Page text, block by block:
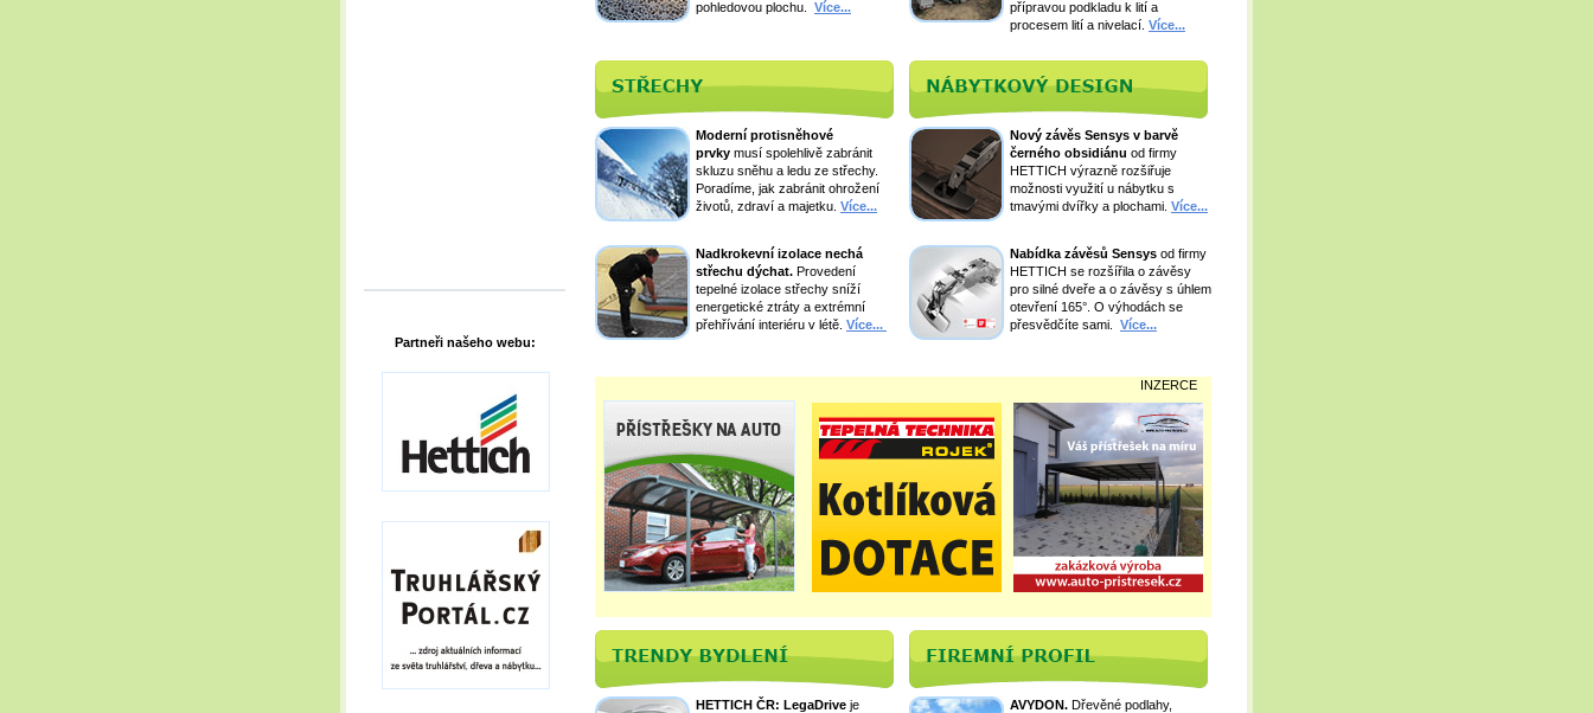
pohledovou plochu. Více...
přípravou podkladu k lití a
procesem lití a nivelací. Více...
Moderní protisněhové
prvky musí spolehlivě zabránit
skluzu sněhu a ledu ze střechy.
Poradíme, jak zabránit ohrožení
životů, zdraví a majetku. Více...
Nový závěs Sensys v barvě
černého obsidiánu od firmy
HETTICH výrazně rozšiřuje
možnosti využití u nábytku s
tmavými dvířky a plochami. Více...
Nadkrokevní izolace nechá
střechu dýchat. Provedení
tepelné izolace střechy sníží
energetické ztráty a extrémní
přehřívání interiéru v létě. Více...
Nabídka závěsů Sensys od firmy
HETTICH se rozšířila o závěsy
pro silné dveře a o závěsy s úhlem
otevření 165°. O výhodách se
přesvědčíte sami. Více...
INZERCE
HETTICH ČR: LegaDrive je
AVYDON. Dřevěné podlahy,
Partneři našeho webu: